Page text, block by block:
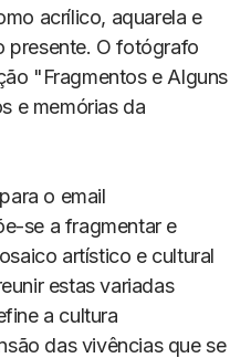
acrílico, aquarela e
presente. O fotógrafo
"Fragmentos e Alguns
e memórias da
o email
se a fragmentar e
artístico e cultural
estas variadas
a cultura
das vivências que se